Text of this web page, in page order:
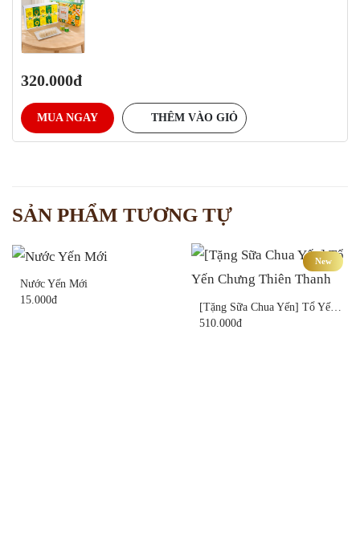
320.000
MUA NGAY THÊM VÀO GIỎ
SẢN PHẨM TƯƠNG TỰ
Nước Yến Mới
15.000
New
[Tặng Sữa Chua Yến] Tổ Yến Chưng Thiên Thanh
510.000